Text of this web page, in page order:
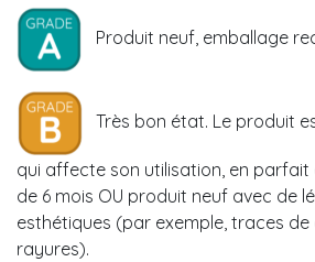
Produit neuf, emballage
Très bon état. Le produit
qui affecte son utilisation, en parfait
de 6 mois OU produit neuf avec de
esthétiques (par exemple, traces de
rayures).